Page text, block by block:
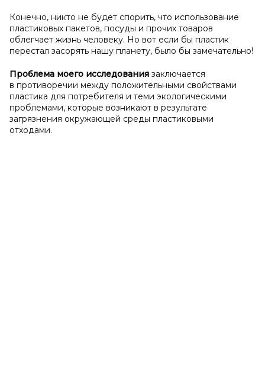
Конечно, никто не будет спорить, что использование
пластиковых пакетов, посуды и прочих товаров
облегчает жизнь человеку. Но вот если бы пластик
перестал засорять нашу планету, было бы замечательно!
Проблема моего исследования заключается
в противоречии между положительными свойствами
пластика для потребителя и теми экологическими
проблемами, которые возникают в результате
загрязнения окружающей среды пластиковыми
отходами.